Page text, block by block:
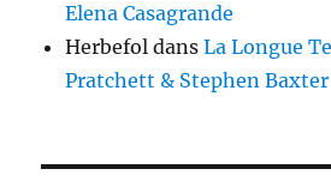
Elena Casagrande
Herbefol dansLa Longue
Pratchett & Stephen Baxter